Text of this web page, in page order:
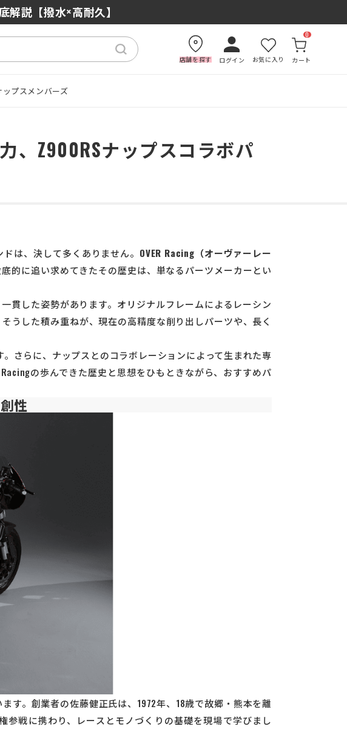
解説【撥水×高耐久】
？初心者にもおすすめの理由
店舗を探す ログイン お気に入り カート
0
ップスメンバーズ
、Z900RSナップスコラボパ
は、決して多くありません。 OVER Racing（オーヴァーレー
底的に追い求めてきたその歴史は、単なるパーツメーカーとい
一貫した姿勢があります。オリジナルフレームによるレーシン
うした積み重ねが、現在の高精度な削り出しパーツや、長く
さらに、ナップスとのコラボレーションによって生まれた専
の歩んできた歴史と思想をひもときながら、おすすめパ
性
す。創業者の佐藤健正氏は、1972年、18歳で故郷・熊本を離
戦に携わり、レースとモノづくりの基礎を現場で学びまし